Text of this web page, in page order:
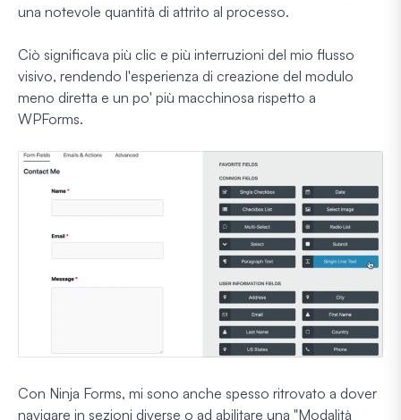
una notevole quantità di attrito al processo.
Ciò significava più clic e più interruzioni del mio flusso
visivo, rendendo l'esperienza di creazione del modulo
meno diretta e un po' più macchinosa rispetto a
WPForms.
Con Ninja Forms, mi sono anche spesso ritrovato a dover
navigare in sezioni diverse o ad abilitare una "Modalità